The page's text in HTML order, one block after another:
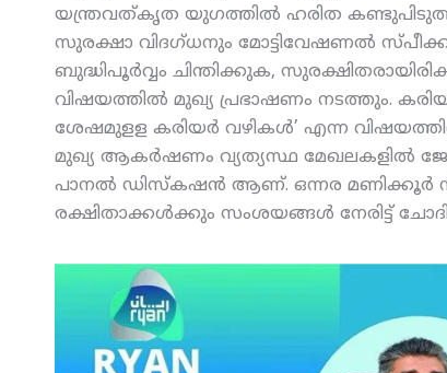
യന്ത്രവത്കൃത യുഗത്തില്‍ ഹരിത
സുരക്ഷാ വിദഗ്ധനും മോട്ടിവേഷണല്‍
ബുദ്ധിപൂര്‍വ്വം ചിന്തിക്കുക,
വിഷയത്തില്‍ മുഖ്യ പ്രഭാഷണം നടത്തും.
ശേഷമുളള കരിയര്‍ വഴികള്‍’ എന്ന
മുഖ്യ ആകര്‍ഷണം വ്യത്യസ്ഥ മേഖലകളില്‍
പാനല്‍ ഡിസ്‌കഷന്‍ ആണ്. ഒന്നര മണിക്കൂര്‍
രക്ഷിതാക്കള്‍ക്കും സംശയങ്ങള്‍ നേരിട്ട്